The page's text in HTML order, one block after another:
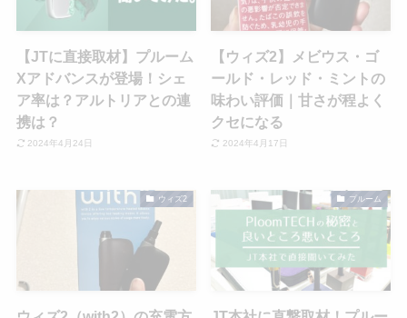
【JTに直接取材】プルーム
Xアドバンスが登場！シェ
ア率は？アルトリアとの連
携は？
2024年4月24日
【ウィズ2】メビウス・ゴ
ールド・レッド・ミントの
味わい評価｜甘さが程よく
クセになる
2024年4月17日
ウィズ2 プルーム